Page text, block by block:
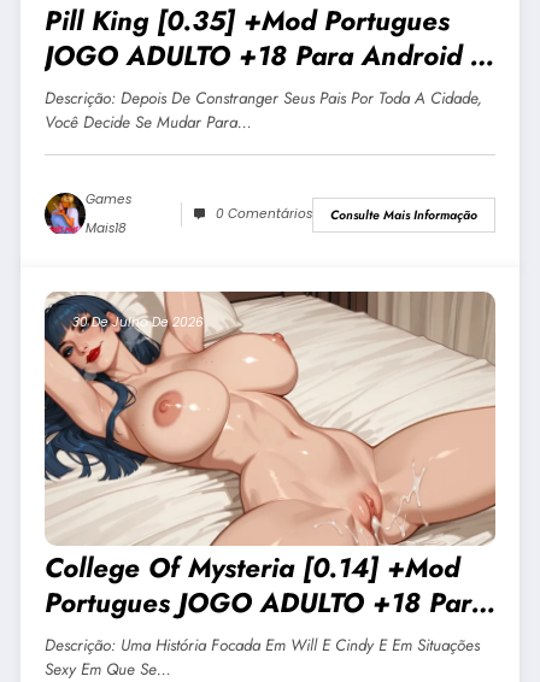
Pill King [0.35] +Mod Portugues
JOGO ADULTO +18 Para Android E
PC
Descrição: Depois De Constranger Seus Pais Por Toda A Cidade,
Você Decide Se Mudar Para…
Games
Mais18
0 Comentários Consulte Mais Informação
30 De Julho De 2026
College Of Mysteria [0.14] +Mod
Portugues JOGO ADULTO +18 Para
Android E PC
Descrição: Uma História Focada Em Will E Cindy E Em Situações
Sexy Em Que Se…